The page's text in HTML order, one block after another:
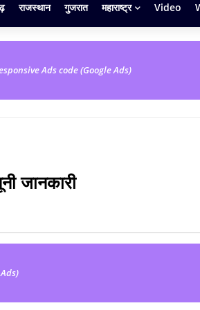
राजस्थान गुजरात महाराष्ट्र Video
Ads code (Google Ads)
जानकारी